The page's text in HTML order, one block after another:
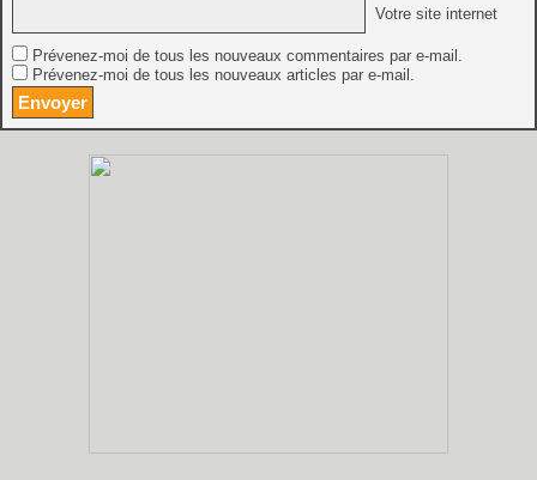
Votre site internet
Prévenez-moi de tous les nouveaux commentaires par e-mail.
Prévenez-moi de tous les nouveaux articles par e-mail.